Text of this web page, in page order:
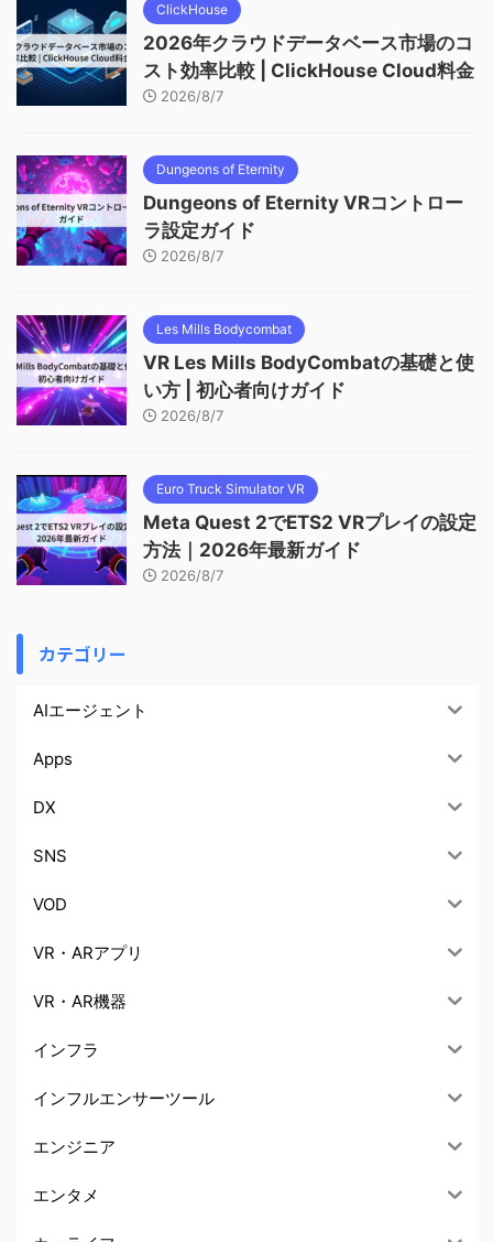
ClickHouse
2026年クラウドデータベース市場のコ
スト効率比較 | ClickHouse Cloud料金
2026/8/7
Dungeons of Eternity
Dungeons of Eternity VRコントロー
ラ設定ガイド
2026/8/7
Les Mills Bodycombat
VR Les Mills BodyCombatの基礎と使
い方 | 初心者向けガイド
2026/8/7
Euro Truck Simulator VR
Meta Quest 2でETS2 VRプレイの設定
方法｜2026年最新ガイド
2026/8/7
カテゴリー
AIエージェント
Apps
DX
SNS
VOD
VR・ARアプリ
VR・AR機器
インフラ
インフルエンサーツール
エンジニア
エンタメ